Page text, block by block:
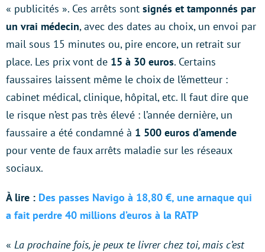
« publicités ». Ces arrêts sont signés et tamponnés par
un vrai médecin, avec des dates au choix, un envoi par
mail sous 15 minutes ou, pire encore, un retrait sur
place. Les prix vont de 15 à 30 euros. Certains
faussaires laissent même le choix de l’émetteur :
cabinet médical, clinique, hôpital, etc. Il faut dire que
le risque n’est pas très élevé : l’année dernière, un
faussaire a été condamné à 1 500 euros d’amende
pour vente de faux arrêts maladie sur les réseaux
sociaux.
À lire : Des passes Navigo à 18,80 €, une arnaque qui
a fait perdre 40 millions d’euros à la RATP
« La prochaine fois, je peux te livrer chez toi, mais c’est